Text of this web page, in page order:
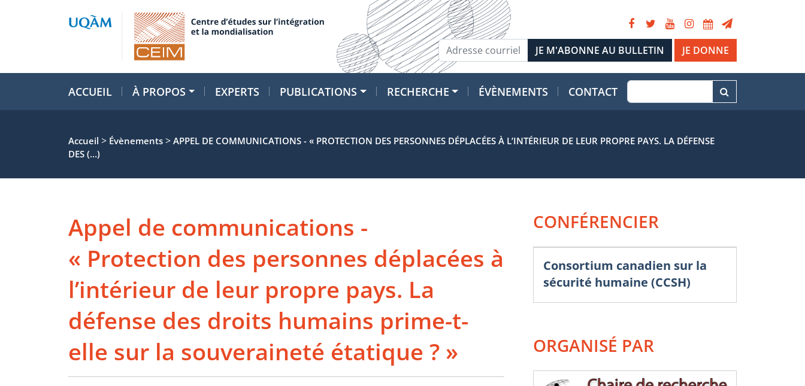
JE DONNE
ACCUEIL À PROPOS EXPERTS PUBLICATIONS RECHERCHE ÉVÈNEMENTS CONTACT
Accueil > Évènements > APPEL DE COMMUNICATIONS - « PROTECTION DES PERSONNES DÉPLACÉES À L’INTÉRIEUR DE LEUR PROPRE PAYS. LA DÉFENSE
DES (…)
Appel de communications -
« Protection des personnes déplacées à
l’intérieur de leur propre pays. La
défense des droits humains prime-t-
elle sur la souveraineté étatique ? »
CONFÉRENCIER
Consortium canadien sur la
sécurité humaine (CCSH)
ORGANISÉ PAR